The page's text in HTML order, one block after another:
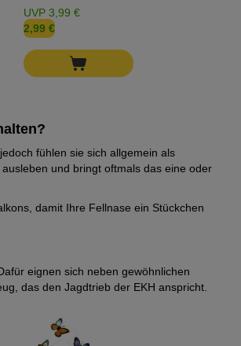
UVP 3,99 €
2,99 €
fühlen sie sich allgemein als
und bringt oftmals das eine oder
damit Ihre Fellnase ein Stückchen
eignen sich neben gewöhnlichen
das den Jagdtrieb der EKH anspricht.